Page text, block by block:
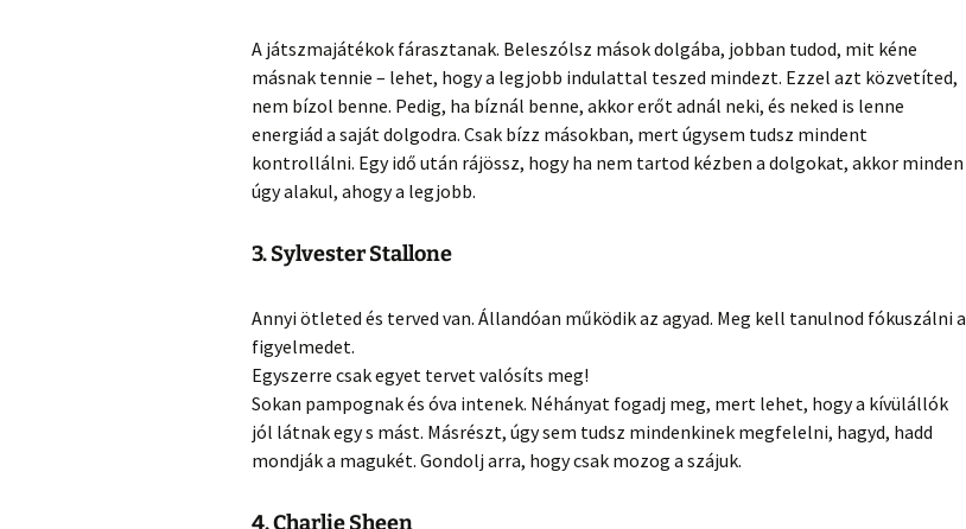
A játszmajátékok fárasztanak. Beleszólsz mások dolgába, jobban tudod, mit kéne
másnak tennie – lehet, hogy a legjobb indulattal teszed mindezt. Ezzel azt közvetíted,
nem bízol benne. Pedig, ha bíznál benne, akkor erőt adnál neki, és neked is lenne
energiád a saját dolgodra. Csak bízz másokban, mert úgysem tudsz mindent
kontrollálni. Egy idő után rájössz, hogy ha nem tartod kézben a dolgokat, akkor minden
úgy alakul, ahogy a legjobb.
3. Sylvester Stallone
Annyi ötleted és terved van. Állandóan működik az agyad. Meg kell tanulnod fókuszálni a
figyelmedet.
Egyszerre csak egyet tervet valósíts meg!
Sokan pampognak és óva intenek. Néhányat fogadj meg, mert lehet, hogy a kívülállók
jól látnak egy s mást. Másrészt, úgy sem tudsz mindenkinek megfelelni, hagyd, hadd
mondják a magukét. Gondolj arra, hogy csak mozog a szájuk.
4. Charlie Sheen